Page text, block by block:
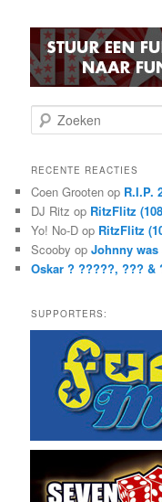
o
k
n
RECENTE REACTIES
Coen Grooten op R.I.P.
DJ Ritz op RitzFlitz
Yo! No-D op RitzFlitz
Scooby opJohnny was
Oskar ? ?????, ??? &
SUPPORTERS: